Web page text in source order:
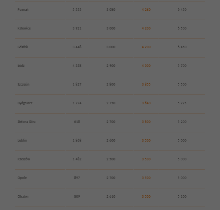
Poznań 5 555 3 080 4 280 6 450
Katowice 3 921 3 000 4 200 6 500
Gdańsk 3 448 3 000 4 200 6 450
Łódź 4 338 2 900 4 000 5 700
Szczecin 1 827 2 800 3 855 5 500
Bydgoszcz 1 724 2 750 3 643 5 275
Zielona Góra 618 2 700 3 600 5 200
Lublin 1 868 2 600 3 500 5 000
Rzeszów 1 482 2 500 3 500 5 000
Opole 897 2 700 3 500 5 000
Olsztyn 809 2 610 3 500 5 100